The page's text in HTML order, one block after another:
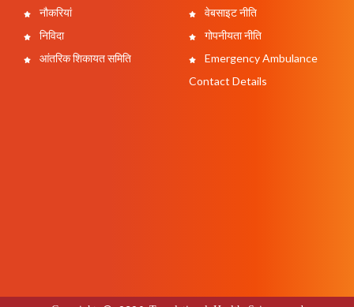
नौकरियां
निविदा
आंतरिक शिकायत समिति
वेबसाइट नीति
गोपनीयता नीति
Emergency Ambulance
Contact Details